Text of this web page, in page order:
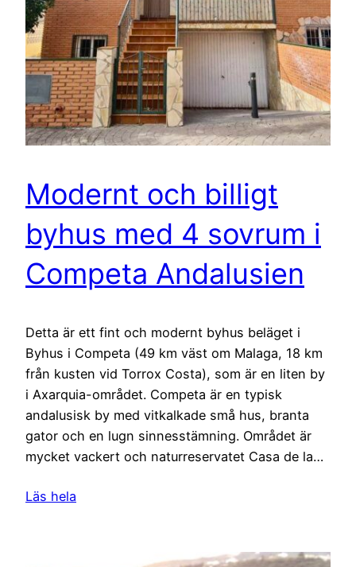
Modernt och billigt
byhus med 4 sovrum i
Competa Andalusien
Detta är ett fint och modernt byhus beläget i
Byhus i Competa (49 km väst om Malaga, 18 km
från kusten vid Torrox Costa), som är en liten by
i Axarquia-området. Competa är en typisk
andalusisk by med vitkalkade små hus, branta
gator och en lugn sinnesstämning. Området är
mycket vackert och naturreservatet Casa de la…
Läs hela